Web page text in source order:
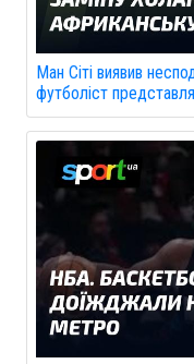
Ман Сіті виявив
футболіст